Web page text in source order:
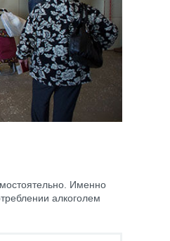
Именно
алкоголем